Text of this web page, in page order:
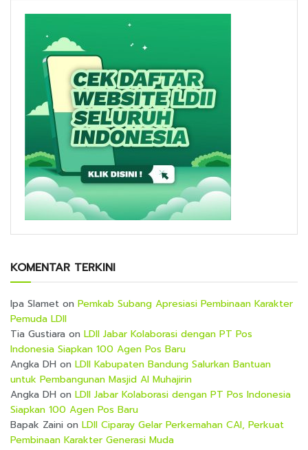
KOMENTAR TERKINI
Ipa Slamet on Pemkab Subang Apresiasi Pembinaan Karakter
Pemuda LDII
Tia Gustiara on LDII Jabar Kolaborasi dengan PT Pos
Indonesia Siapkan 100 Agen Pos Baru
Angka DH on LDII Kabupaten Bandung Salurkan Bantuan
untuk Pembangunan Masjid Al Muhajirin
Angka DH on LDII Jabar Kolaborasi dengan PT Pos Indonesia
Siapkan 100 Agen Pos Baru
Bapak Zaini on LDII Ciparay Gelar Perkemahan CAI, Perkuat
Pembinaan Karakter Generasi Muda